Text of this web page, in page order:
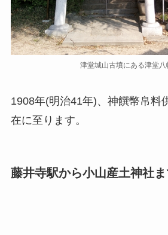
津堂城山古墳にある津堂八
1908年(明治41年)、神饌幣帛料
在に至ります。
藤井寺駅から小山産土神社